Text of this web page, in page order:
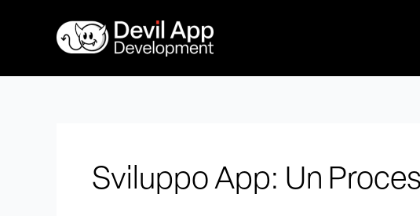
Sviluppo App: Un